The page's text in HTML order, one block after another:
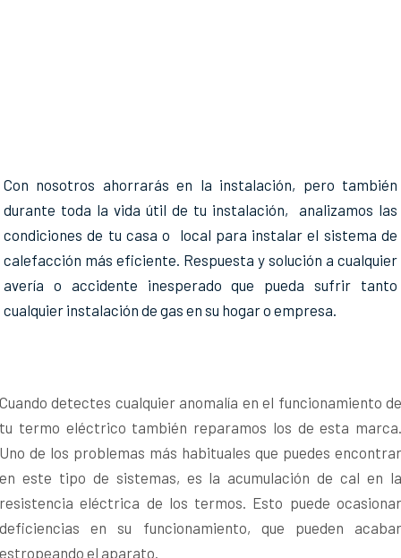
Con nosotros ahorrarás en la instalación, pero también
durante toda la vida útil de tu instalación, analizamos las
condiciones de tu casa o local para instalar el sistema de
calefacción más eficiente. Respuesta y solución a cualquier
avería o accidente inesperado que pueda sufrir tanto
cualquier instalación de gas en su hogar o empresa.
Cuando detectes cualquier anomalía en el funcionamiento de
tu termo eléctrico también reparamos los de esta marca.
Uno de los problemas más habituales que puedes encontrar
en este tipo de sistemas, es la acumulación de cal en la
resistencia eléctrica de los termos. Esto puede ocasionar
deficiencias en su funcionamiento, que pueden acabar
estropeando el aparato.